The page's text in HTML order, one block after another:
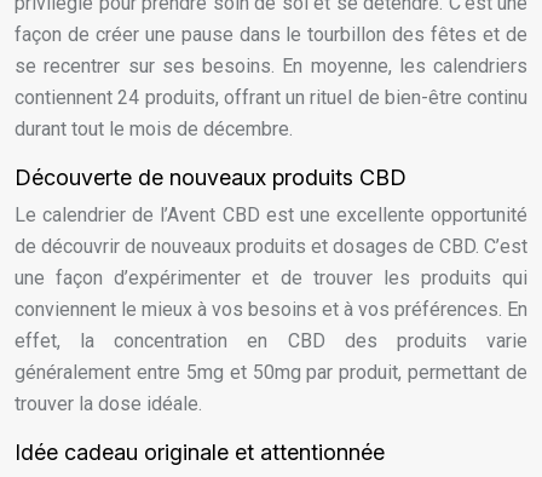
façon de créer une pause dans le tourbillon des fêtes et de
se recentrer sur ses besoins. En moyenne, les calendriers
contiennent 24 produits, offrant un rituel de bien-être continu
durant tout le mois de décembre.
Découverte de nouveaux produits CBD
Le calendrier de l’Avent CBD est une excellente opportunité
de découvrir de nouveaux produits et dosages de CBD. C’est
une façon d’expérimenter et de trouver les produits qui
conviennent le mieux à vos besoins et à vos préférences. En
effet, la concentration en CBD des produits varie
généralement entre 5mg et 50mg par produit, permettant de
trouver la dose idéale.
Idée cadeau originale et attentionnée